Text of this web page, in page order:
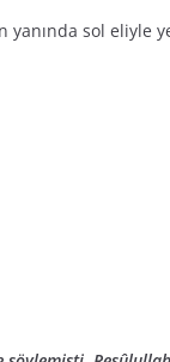
sol eliyle